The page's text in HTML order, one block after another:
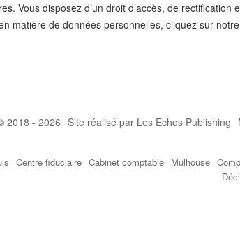
Vous disposez d’un droit d’accès, de
matière de données personnelles, cliquez sur notre
2018 - 2026 Site réalisé par Les Echos Publishing
Centre fiduciaire Cabinet comptable Mulhouse